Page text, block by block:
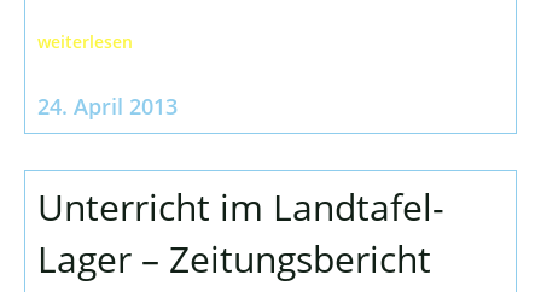
weiterlesen
24. April 2013
Unterricht im Landtafel-
Lager – Zeitungsbericht